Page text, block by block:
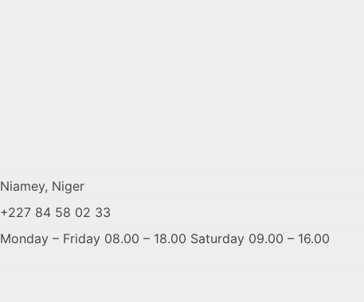
Niamey, Niger
+227 84 58 02 33
Monday – Friday 08.00 – 18.00 Saturday 09.00 – 16.00